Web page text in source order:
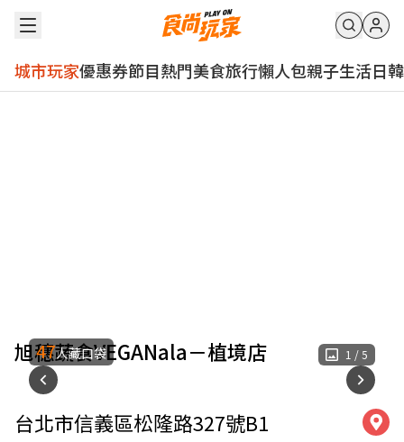
城市玩家優惠券節目熱門美食旅行懶人包親子生活日韓
旭穗蔬食VEGANala－植境店 1 /5
47人藏口袋
台北市信義區松隆路327號B1